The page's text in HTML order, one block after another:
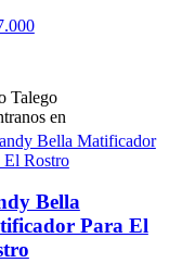
Bella
Para El
en